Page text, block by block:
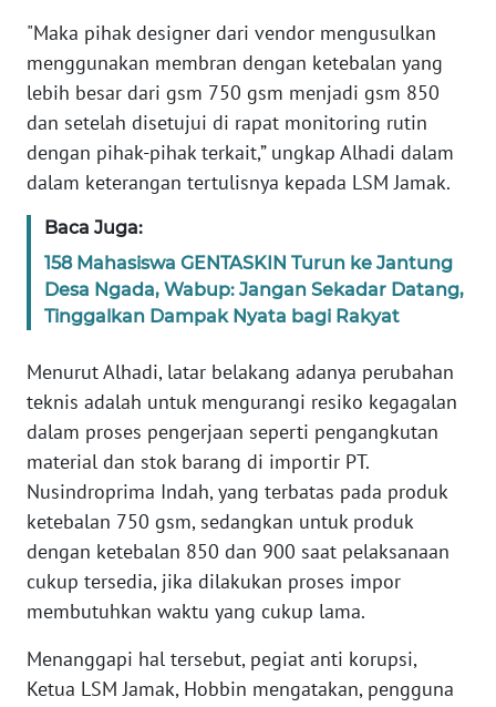
"Maka pihak designer dari vendor mengusulkan
menggunakan membran dengan ketebalan yang
lebih besar dari gsm 750 gsm menjadi gsm 850
dan setelah disetujui di rapat monitoring rutin
dengan pihak-pihak terkait,” ungkap Alhadi dalam
dalam keterangan tertulisnya kepada LSM Jamak.
Baca Juga:
158 Mahasiswa GENTASKIN Turun ke Jantung
Desa Ngada, Wabup: Jangan Sekadar Datang,
Tinggalkan Dampak Nyata bagi Rakyat
Menurut Alhadi, latar belakang adanya perubahan
teknis adalah untuk mengurangi resiko kegagalan
dalam proses pengerjaan seperti pengangkutan
material dan stok barang di importir PT.
Nusindroprima Indah, yang terbatas pada produk
ketebalan 750 gsm, sedangkan untuk produk
dengan ketebalan 850 dan 900 saat pelaksanaan
cukup tersedia, jika dilakukan proses impor
membutuhkan waktu yang cukup lama.
Menanggapi hal tersebut, pegiat anti korupsi,
Ketua LSM Jamak, Hobbin mengatakan, pengguna
BENGKULU
WN
LAMPUNG
WN
WN
NUSANTARA
JATIM
WN
BALI
WN
KALBAR
WN
KALTENG